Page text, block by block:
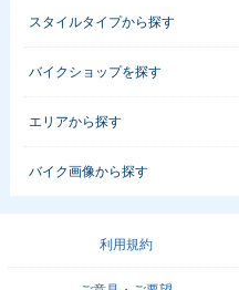
スタイルタイプから探す
バイクショップを探す
エリアから探す
バイク画像から探す
利用規約